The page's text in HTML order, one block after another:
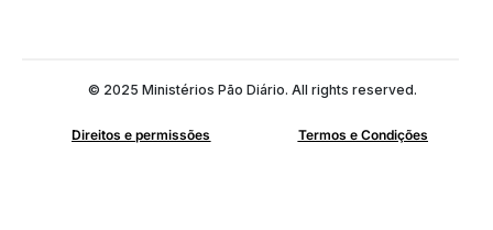
© 2025 Ministérios Pão Diário. All rights reserved.
Direitos e permissões Termos e Condições